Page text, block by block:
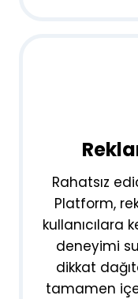
Rahatsız
Platform,
kullanıcılara
deneyimi
dikkat
tamamen